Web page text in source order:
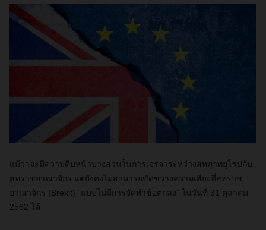
แม้ว่าจะมีความคืบหน้าบางส่วนในการเจรจาระหว่างสหภาพยุโรปกับ
สหราชอาณาจักร แต่ยังคงไม่สามารถขัดขวางความเสี่ยงที่สหราช
อาณาจักร (Brexit) “แบบไม่มีการจัดทำข้อตกลง” ในวันที่ 31 ตุลาคม
2562 ได้